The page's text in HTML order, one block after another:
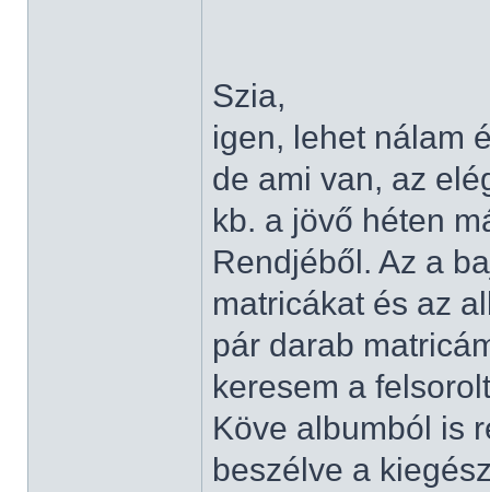
Szia,
igen, lehet nálam
de ami van, az
kb. a jövő héten
Rendjéből. Az a
matricákat és az
pár darab
keresem a
Köve albumból is
beszélve a